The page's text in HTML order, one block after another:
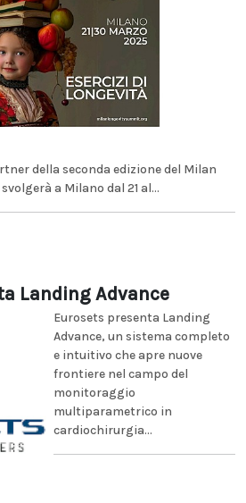
della seconda edizione del Milan
a Milano dal 21 al...
Landing Advance
Eurosets presenta Landing
Advance, un sistema completo
e intuitivo che apre nuove
frontiere nel campo del
monitoraggio
multiparametrico in
cardiochirurgia...